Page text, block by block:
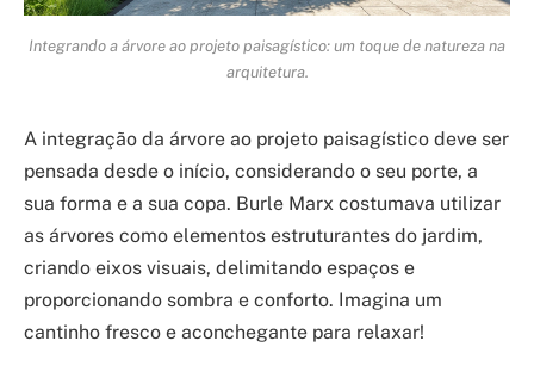
Integrando a árvore ao projeto paisagístico: um toque de natureza na
arquitetura.
A integração da árvore ao projeto paisagístico deve ser
pensada desde o início, considerando o seu porte, a
sua forma e a sua copa. Burle Marx costumava utilizar
as árvores como elementos estruturantes do jardim,
criando eixos visuais, delimitando espaços e
proporcionando sombra e conforto. Imagina um
cantinho fresco e aconchegante para relaxar!